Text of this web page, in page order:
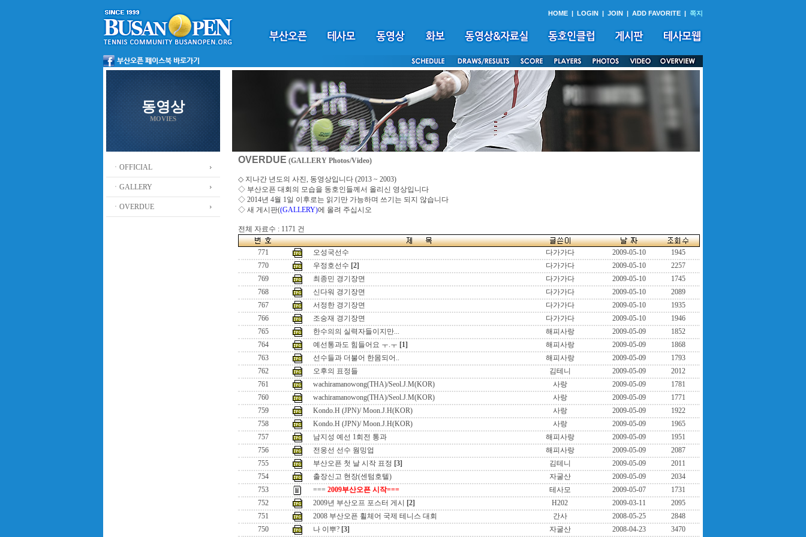
HOME | LOGIN | JOIN | ADD FAVORITE | 쪽지
동영상
MOVIES
ㆍOFFICIAL
ㆍGALLERY
ㆍOVERDUE
OVERDUE (GALLERY Photos/Video)
◇ 지나간 년도의 사진, 동영상입니다 (2013 ~ 2003)
◇ 부산오픈 대회의 모습을 동호인들께서 올리신 영상입니다
◇ 2014년 4월 1일 이후로는 읽기만 가능하며 쓰기는 되지 않습니다
◇ 새 게시판((GALLERY)에 올려 주십시오
전체 자료수 : 1171 건
771 오성국선수 다가가다 2009-05-10
1945
770
우정호선수 [2] 다가가다 2009-05-10
2257
769
최종민 경기장면 다가가다 2009-05-10
1745
768
신다워 경기장면 다가가다 2009-05-10
2089
767
서정한 경기장면 다가가다 2009-05-10
1935
766
조숭재 경기장면 다가가다 2009-05-10
1946
765
한수의의 실력자들이지만... 해피사랑 2009-05-09
1852
764
예선통과도 힘들어요 ㅜ.ㅜ [1] 해피사랑 2009-05-09
1868
763
선수들과 더불어 한몸되어.. 해피사랑 2009-05-09
1793
762
오후의 표정들 김테니 2009-05-09
2012
761
wachiramanowong(THA)/Seol.J.M(KOR) 사랑 2009-05-09
1781
760
wachiramanowong(THA)/Seol.J.M(KOR) 사랑 2009-05-09
1771
759
Kondo.H (JPN)/ Moon.J.H(KOR) 사랑 2009-05-09
1922
758
Kondo.H (JPN)/ Moon.J.H(KOR) 사랑 2009-05-09
1965
757
남지성 예선 1회전 통과 해피사랑 2009-05-09
1951
756
전웅선 선수 웜밍업 해피사랑 2009-05-09
2087
755
부산오픈 첫 날 시작 표정 [3] 김테니 2009-05-09
2011
754
출장신고 현장(센텀호텔) 자굴산 2009-05-09
2034
753
=== 2009부산오픈 시작=== 테사모 2009-05-07
1731
752
2009년 부산오프 포스터 게시 [2] H202 2009-03-11
2095
751
2008 부산오픈 휠체어 국제 테니스 대회 간사 2008-05-25
2848
750
나 이뿌? [3] 자굴산 2008-04-23 3470